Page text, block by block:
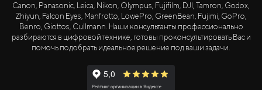
Canon, Panasonic, Leica, Nikon, Olympus, Fujifilm, DJI, Tamron, Godox,
Zhiyun, Falcon Eyes, Manfrotto, LowePro, GreenBean, Fujimi, GoPro,
Benro, Giottos, Cullmann. Наши консультанты профессионально
разбираются в цифровой технике, готовы проконсультировать Вас и
помочь подобрать идеальное решение под ваши задачи.